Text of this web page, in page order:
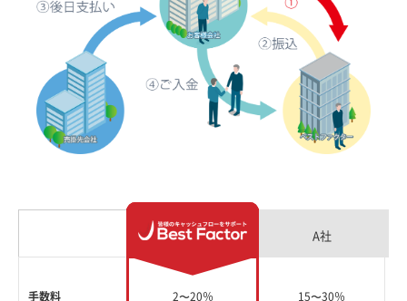
A社
手数料
2〜20％
15〜30％